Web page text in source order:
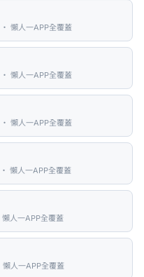
懶人一APP全覆蓋
懶人一APP全覆蓋
懶人一APP全覆蓋
懶人一APP全覆蓋
人一APP全覆蓋
人一APP全覆蓋